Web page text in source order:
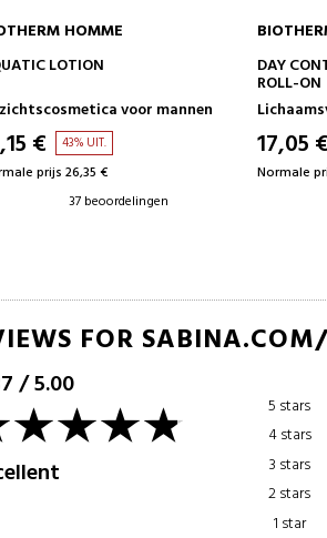
BIOTHERM HOMME
DAY CONTROL 72H DEODORANT
Lichaamsverzorging
17,05 €
Normale prijs 31,70 €
2 beoordelingen
FOR
/5.00
5 stars
4 stars
3 stars
2 stars
1 star